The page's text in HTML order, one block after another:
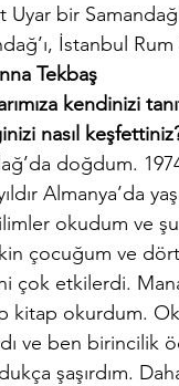
Uyar bir
İstanbul
Tekbaş
kendinizi
nasıl
doğdum.
Almanya’da
okudum ve
çocuğum ve
çok etkilerdi.
okurdum.
ve ben
şaşırdım.